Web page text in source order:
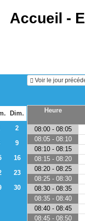
Accueil -
Dim.
2
9
16
23
30
Voir le jour
Heure
08:00 - 08:05
08:05 - 08:10
08:10 - 08:15
08:15 - 08:20
08:20 - 08:25
08:25 - 08:30
08:30 - 08:35
08:35 - 08:40
08:40 - 08:45
08:45 - 08:50